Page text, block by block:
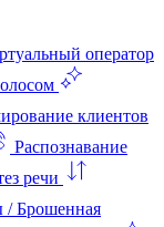
оператор
клиентов
Распознавание
речи
/ Брошенная